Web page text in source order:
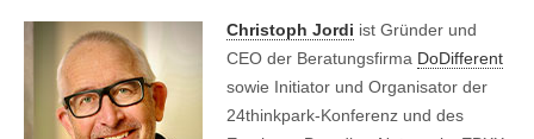
Christoph Jordi ist Gründer und
CEO der Beratungsfirma DoDifferent
sowie Initiator und Organisator der
24thinkpark-Konferenz und des